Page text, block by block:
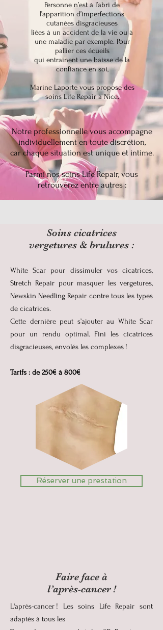
Personne n’est à l’abri de
l’apparition d’imperfections
cutanées disgracieuses
liées à un accident de la vie ou à
une maladie par exemple. Pour
pallier ces écueils
qui entrainent une baisse de la
confiance en soi,
Marine Laporte vous propose des
soins Life Repair à Nice.
Notre professionnelle vous accompagne
individuellement en toute discrétion,
car chaque situation est unique et intime.
Parmi nos soins Life Repair, vous
retrouverez entre autres :
Soins cicatrices
vergetures & brulures :
White Scar pour dissimuler vos cicatrices,
Stretch Repair pour masquer les vergetures,
Newskin Needling Repair contre tous les types
de cicatrices.
Cette dernière peut s’ajouter au White Scar
pour un rendu optimal. Fini les cicatrices
disgracieuses, envolés les complexes !
Tarifs : de 250€ à 800€
Réserver une prestation
Faire face à
l’après-cancer !
L'après-cancer ! Les soins Life Repair sont
adaptés à tous les